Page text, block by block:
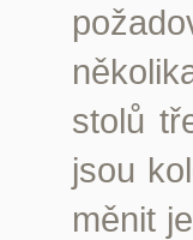
stolů
jsou
měnit